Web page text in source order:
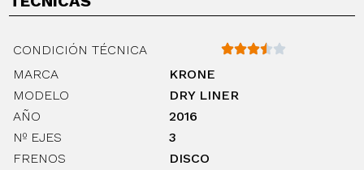
CONDICIÓN TÉCNICA
MARCA
KRONE
MODELO
DRY LINER
AÑO
2016
Nº EJES
3
FRENOS
DISCO